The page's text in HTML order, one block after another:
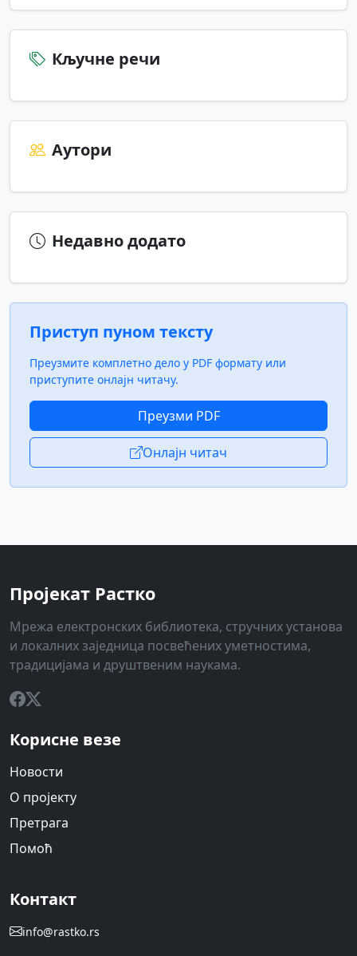
Кључне речи
Аутори
Недавно додато
Приступ пуном тексту
Преузмите комплетно дело у PDF формату или
приступите онлајн читачу.
Преузми PDF
Онлајн читач
Пројекат Растко
Мрежа електронских библиотека, стручних установа
и локалних заједница посвећених уметностима,
традицијама и друштвеним наукама.
Корисне везе
Новости
О пројекту
Претрага
Помоћ
Контакт
info@rastko.rs